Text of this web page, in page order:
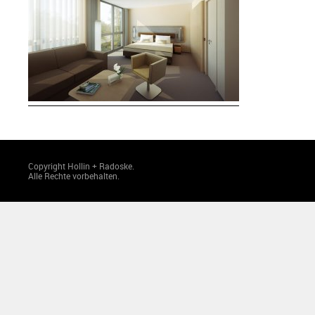
Copyright Hollin + Radoske.
Alle Rechte vorbehalten.